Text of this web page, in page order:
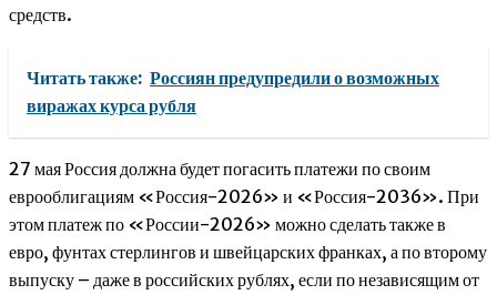
средств.
Читать также: Россиян предупредили о возможных
виражах курса рубля
27 мая Россия должна будет погасить платежи по своим
еврооблигациям «Россия-2026» и «Россия-2036». При
этом платеж по «России-2026» можно сделать также в
евро, фунтах стерлингов и швейцарских франках, а по второму
выпуску – даже в российских рублях, если по независящим от